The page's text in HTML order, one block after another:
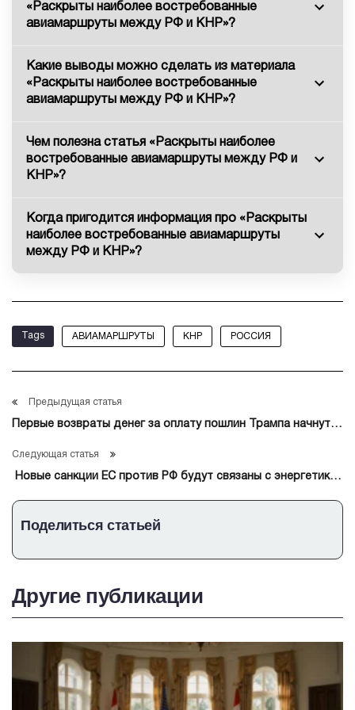
«Раскрыты наиболее востребованные
авиамаршруты между РФ и КНР»?
Какие выводы можно сделать из материала
«Раскрыты наиболее востребованные
авиамаршруты между РФ и КНР»?
Чем полезна статья «Раскрыты наиболее
востребованные авиамаршруты между РФ и
КНР»?
Когда пригодится информация про «Раскрыты
наиболее востребованные авиамаршруты
между РФ и КНР»?
Tags АВИАМАРШРУТЫ КНР РОССИЯ
Предыдущая статья
Первые возвраты денег за оплату пошлин Трампа начнутся
Следующая статья
Новые санкции ЕС против РФ будут связаны с энергетикой
Поделиться статьей
Другие публикации